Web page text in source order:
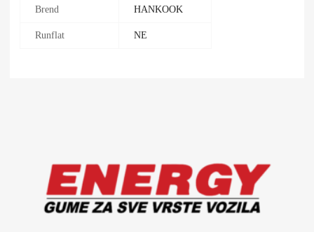
Brend HANKOOK
Runflat NE